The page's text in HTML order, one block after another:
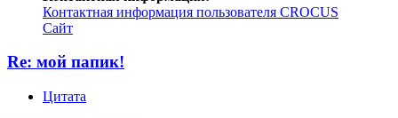
Контактная информация пользователя CROCUS
Сайт
Re: мой папик!
Цитата